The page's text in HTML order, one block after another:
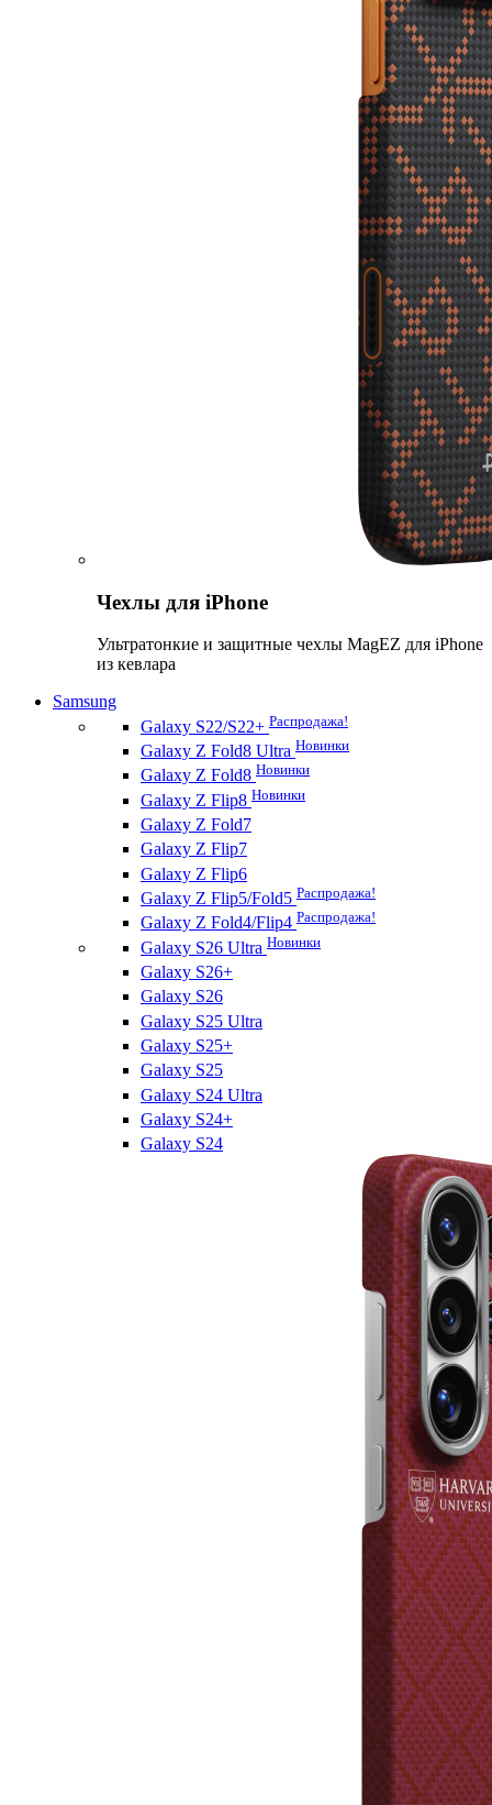
Чехлы для iPhone
Ультратонкие и защитные чехлы MagEZ для iPhone
из кевлара
Samsung
Galaxy S22/S22+ Распродажа!
Galaxy Z Fold8 Ultra Новинки
Galaxy Z Fold8 Новинки
Galaxy Z Flip8 Новинки
Galaxy Z Fold7
Galaxy Z Flip7
Galaxy Z Flip6
Galaxy Z Flip5/Fold5 Распродажа!
Galaxy Z Fold4/Flip4 Распродажа!
Galaxy S26 Ultra Новинки
Galaxy S26+
Galaxy S26
Galaxy S25 Ultra
Galaxy S25+
Galaxy S25
Galaxy S24 Ultra
Galaxy S24+
Galaxy S24